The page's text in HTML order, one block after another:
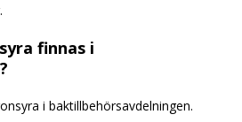
finnas i
i baktillbehörsavdelningen.